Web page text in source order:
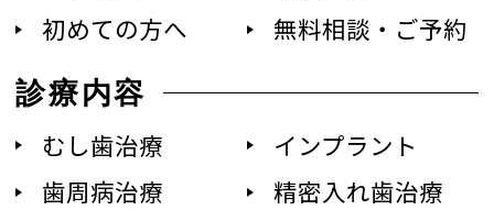
初めての方へ
無料相談・ご予約
診療内容
むし歯治療
歯周病治療
インプラント
精密入れ歯治療